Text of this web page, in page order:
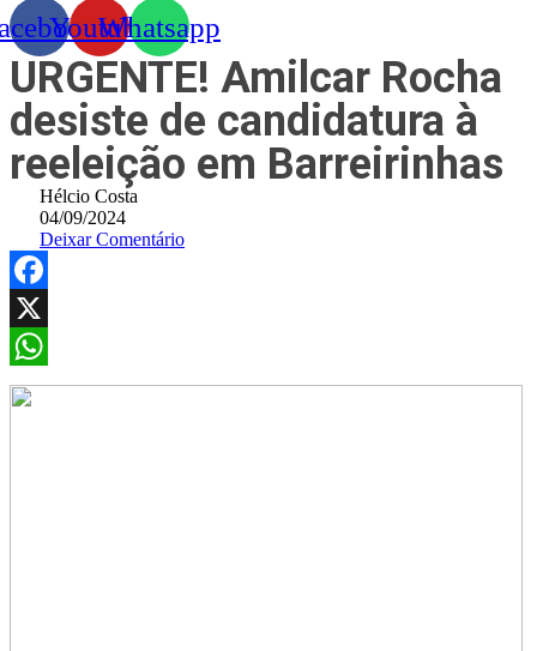
YoutubeWhatsapp
URGENTE! Amilcar Rocha
desiste de candidatura à
reeleição em Barreirinhas
Hélcio Costa
04/09/2024
Deixar Comentário
Facebook
X
WhatsApp